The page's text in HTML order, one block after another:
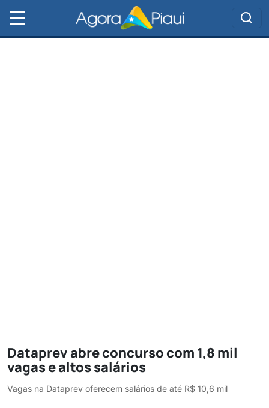
Dataprev abre concurso com 1,8 mil
vagas e altos salários
Vagas na Dataprev oferecem salários de até R$ 10,6 mil